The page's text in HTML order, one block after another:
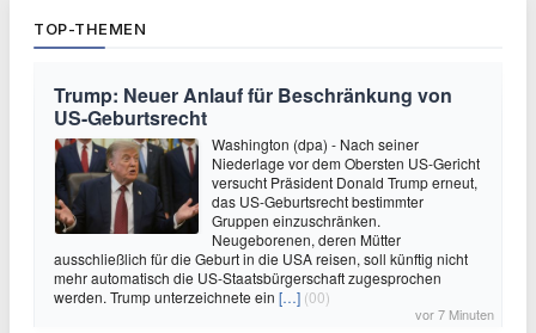
TOP-THEMEN
Trump: Neuer Anlauf für Beschränkung von
US-Geburtsrecht
Washington (dpa) - Nach seiner
Niederlage vor dem Obersten US-Gericht
versucht Präsident Donald Trump erneut,
das US-Geburtsrecht bestimmter
Gruppen einzuschränken.
Neugeborenen, deren Mütter
ausschließlich für die Geburt in die USA reisen, soll künftig nicht
mehr automatisch die US-Staatsbürgerschaft zugesprochen
werden. Trump unterzeichnete ein […] (00)
vor 7 Minuten